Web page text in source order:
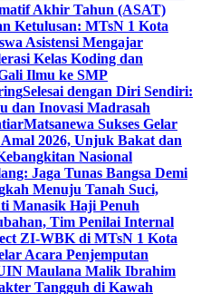
Akhir Tahun (ASAT)
Ketulusan: MTsN 1 Kota
Asistensi Mengajar
Kelas Koding dan
Ilmu ke SMP
Selesai dengan Diri Sendiri:
dan Inovasi Madrasah
Matsanewa Sukses Gelar
2026, Unjuk Bakat dan
Nasional
Jaga Tunas Bangsa Demi
Menuju Tanah Suci,
Manasik Haji Penuh
Tim Penilai Internal
ZI-WBK di MTsN 1 Kota
Acara Penjemputan
Maulana Malik Ibrahim
Tangguh di Kawah